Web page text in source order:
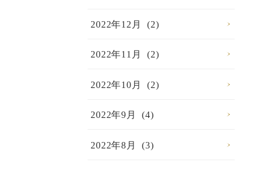
2022年12月 (2)
2022年11月 (2)
2022年10月 (2)
2022年9月 (4)
2022年8月 (3)